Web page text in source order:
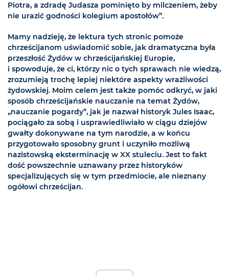
Piotra, a zdradę Judasza pominięto by milczeniem, żeby
nie urazić godności kolegium apostołów”.
Mamy nadzieję, że lektura tych stronic pomoże
chrześcijanom uświadomić sobie, jak dramatyczna była
przeszłość Żydów w chrześcijańskiej Europie,
i spowoduje, że ci, którzy nic o tych sprawach nie wiedzą,
zrozumieją trochę lepiej niektóre aspekty wrażliwości
żydowskiej. Moim celem jest także pomóc odkryć, w jaki
sposób chrześcijańskie nauczanie na temat Żydów,
„nauczanie pogardy”, jak je nazwał historyk Jules Isaac,
pociągało za sobą i usprawiedliwiało w ciągu dziejów
gwałty dokonywane na tym narodzie, a w końcu
przygotowało sposobny grunt i uczyniło możliwą
nazistowską eksterminację w XX stuleciu. Jest to fakt
dość powszechnie uznawany przez historyków
specjalizujących się w tym przedmiocie, ale nieznany
ogółowi chrześcijan.